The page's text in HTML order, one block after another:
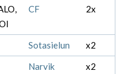
CF 2x
Sotasielun
x2
Narvik
x2